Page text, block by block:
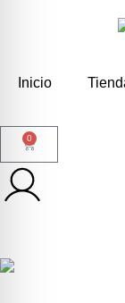
Inicio
0